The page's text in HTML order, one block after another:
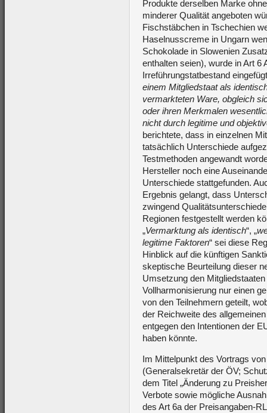
Produkte derselben Marke
minderer Qualität angeboten
Fischstäbchen in Tschechien
Haselnusscreme in Ungarn
Schokolade in Slowenien
enthalten seien), wurde in Art 6
Irreführungstatbestand
einem Mitgliedstaat als
vermarkteten Ware, obgleich
oder ihren Merkmalen
nicht durch legitime und
berichtete, dass in einzelnen
tatsächlich Unterschiede
Testmethoden angewandt
Hersteller noch eine
Unterschiede stattgefunden.
Ergebnis gelangt, dass
zwingend
Regionen festgestellt werden
„Vermarktung als identisch“, „
legitime Faktoren“ sei diese
Hinblick auf die künftigen
skeptische Beurteilung dieser
Umsetzung den
Vollharmonisierung nur einen
von den Teilnehmern geteilt,
der Reichweite des
entgegen den Intentionen der
haben könnte.
Im Mittelpunkt des Vortrags
(Generalsekretär der ÖV;
dem Titel „Änderung zu
Verbote sowie mögliche
des Art 6a der Preisangaben-